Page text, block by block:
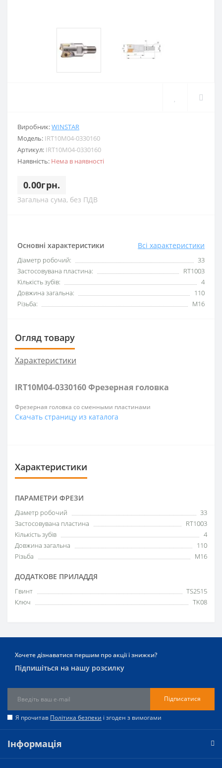
Виробник:WINSTAR
Модель: IRT10M04-0330160
Артикул: IRT10M04-0330160
Наявність: Нема в наявності
0.00грн.
Загальна сума, без ПДВ
Основні характеристики Всі характеристики
Діаметр робочий:
33
Застосовувана пластина:
RT1003
Кількість зубів:
4
Довжина загальна:
110
Різьба:
M16
Огляд товару
Характеристики
IRT10M04-0330160 Фрезерная головка
Фрезерная головка со сменными пластинами
Скачать страницу из каталога
Характеристики
ПАРАМЕТРИ ФРЕЗИ
Діаметр робочий
33
Застосовувана пластина
RT1003
Кількість зубів
4
Довжина загальна
110
Різьба
M16
ДОДАТКОВЕ ПРИЛАДДЯ
Гвинт
TS2515
Ключ
TK08
Хочете дізнаватися першим про акції і знижки?
Підпишіться на нашу розсилку
Підписатися
Я прочитав Політика безпеки і згоден з вимогами
Інформація